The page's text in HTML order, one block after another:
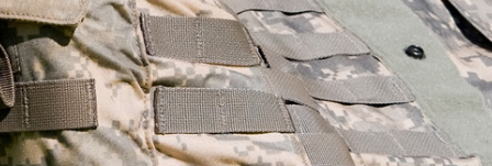
Annuler Connectez-vous